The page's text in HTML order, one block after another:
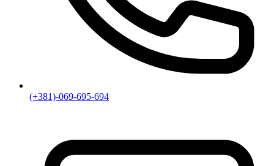
(+381)-069-695-694